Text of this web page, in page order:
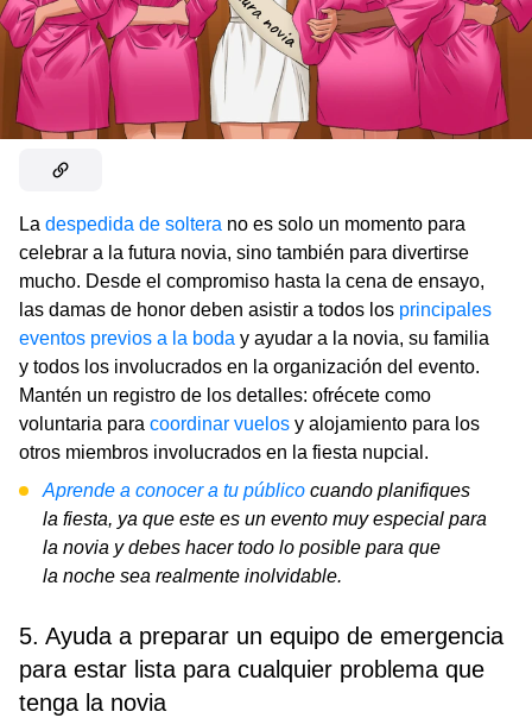
La despedida de soltera no es solo un momento para
celebrar a la futura novia, sino también para divertirse
mucho. Desde el compromiso hasta la cena de ensayo,
las damas de honor deben asistir a todos los principales
eventos previos a la boda y ayudar a la novia, su familia
y todos los involucrados en la organización del evento.
Mantén un registro de los detalles: ofrécete como
voluntaria para coordinar vuelos y alojamiento para los
otros miembros involucrados en la fiesta nupcial.
Aprende a conocer a tu público cuando planifiques
la fiesta, ya que este es un evento muy especial para
la novia y debes hacer todo lo posible para que
la noche sea realmente inolvidable.
5. Ayuda a preparar un equipo de emergencia
para estar lista para cualquier problema que
tenga la novia